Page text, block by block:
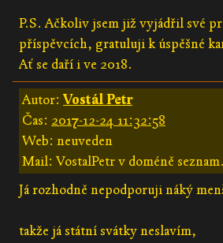
P.S. Ačkoliv jsem již vyjádřil své
příspěvcích, gratuluji k úspěšné
Ať se daří i ve 2018.
Autor:Vostál Petr
Čas: 2017-12-24 11:32:58
Web: neuveden
Mail: VostalPetr v doméně
Já rozhodně nepodporuji náký
takže já státní svátky neslavím,